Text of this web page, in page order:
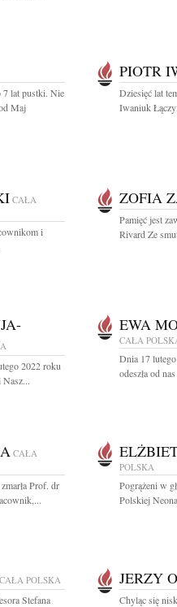
7 lat pustki. Nie
Maj
PIOTR
Dziesięć lat
Iwaniuk
CAŁA
i
ZOFIA
Pamięć jest
Rivard Ze
2022 roku
EWA
CAŁA
Dnia 17
odeszła od
CAŁA
Prof. dr
POLSKA
Pogrążeni w
Polskiej
CAŁA POLSKA
Stefana
JERZY
Chyląc się